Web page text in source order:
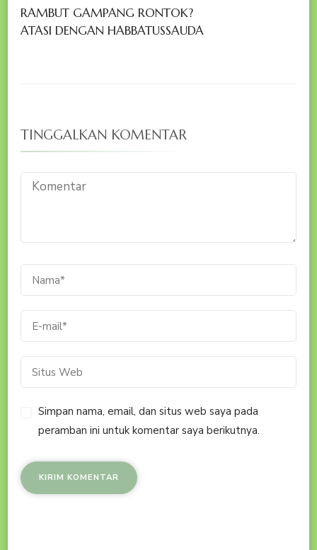
RAMBUT GAMPANG RONTOK?
ATASI DENGAN HABBATUSSAUDA
TINGGALKAN KOMENTAR
Simpan nama, email, dan situs web saya pada
peramban ini untuk komentar saya berikutnya.